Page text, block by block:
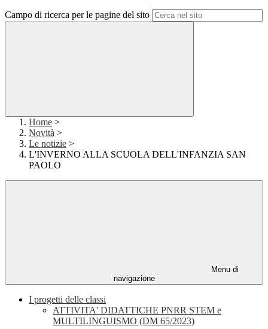
Campo di ricerca per le pagine del sito
Home >
Novità >
Le notizie >
L'INVERNO ALLA SCUOLA DELL'INFANZIA SAN
PAOLO
Menu di
navigazione
I progetti delle classi
ATTIVITA' DIDATTICHE PNRR STEM e
MULTILINGUISMO (DM 65/2023)